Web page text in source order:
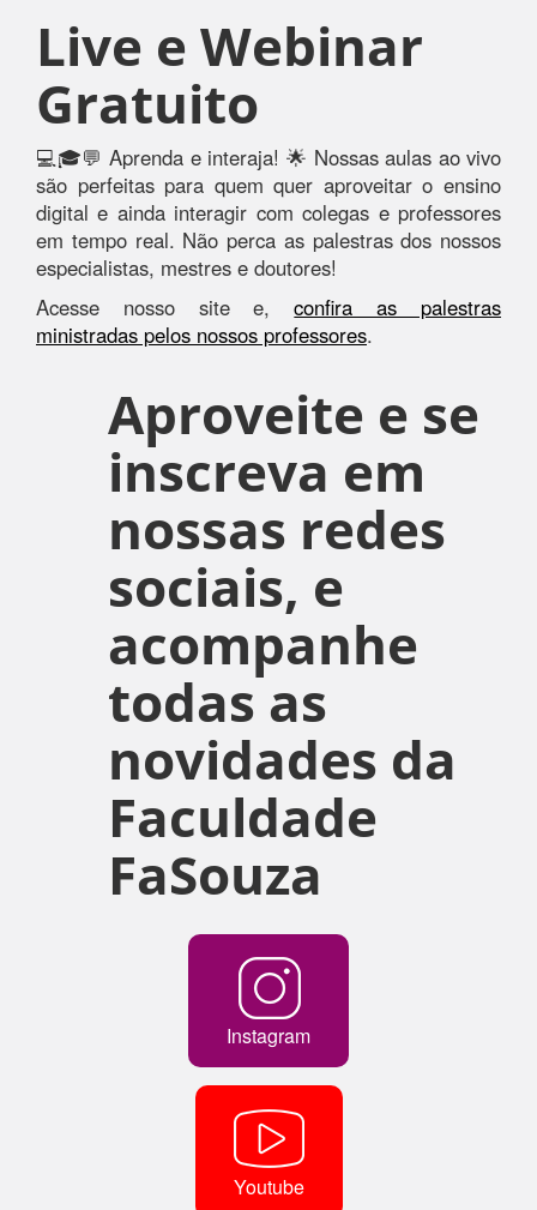
Live e Webinar
Gratuito
💻🎓💬 Aprenda e interaja! 🌟 Nossas aulas ao vivo
são perfeitas para quem quer aproveitar o ensino
digital e ainda interagir com colegas e professores
em tempo real. Não perca as palestras dos nossos
especialistas, mestres e doutores!
Acesse nosso site e,confira as palestras
ministradas pelos nossos professores.
Aproveite e se
inscreva em
nossas redes
sociais, e
acompanhe
todas as
novidades da
Faculdade
FaSouza
Instagram
Youtube